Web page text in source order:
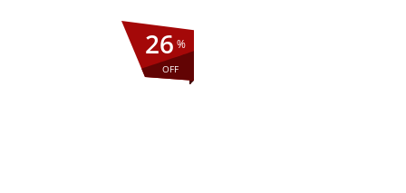
%
OFF
26